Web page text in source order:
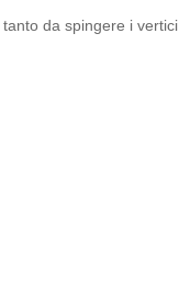
da spingere i vertici